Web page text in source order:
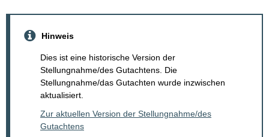
Hinweis
Dies ist eine historische Version der
Stellungnahme/des Gutachtens. Die
Stellungnahme/das Gutachten wurde inzwischen
aktualisiert.
Zur aktuellen Version der Stellungnahme/des
Gutachtens